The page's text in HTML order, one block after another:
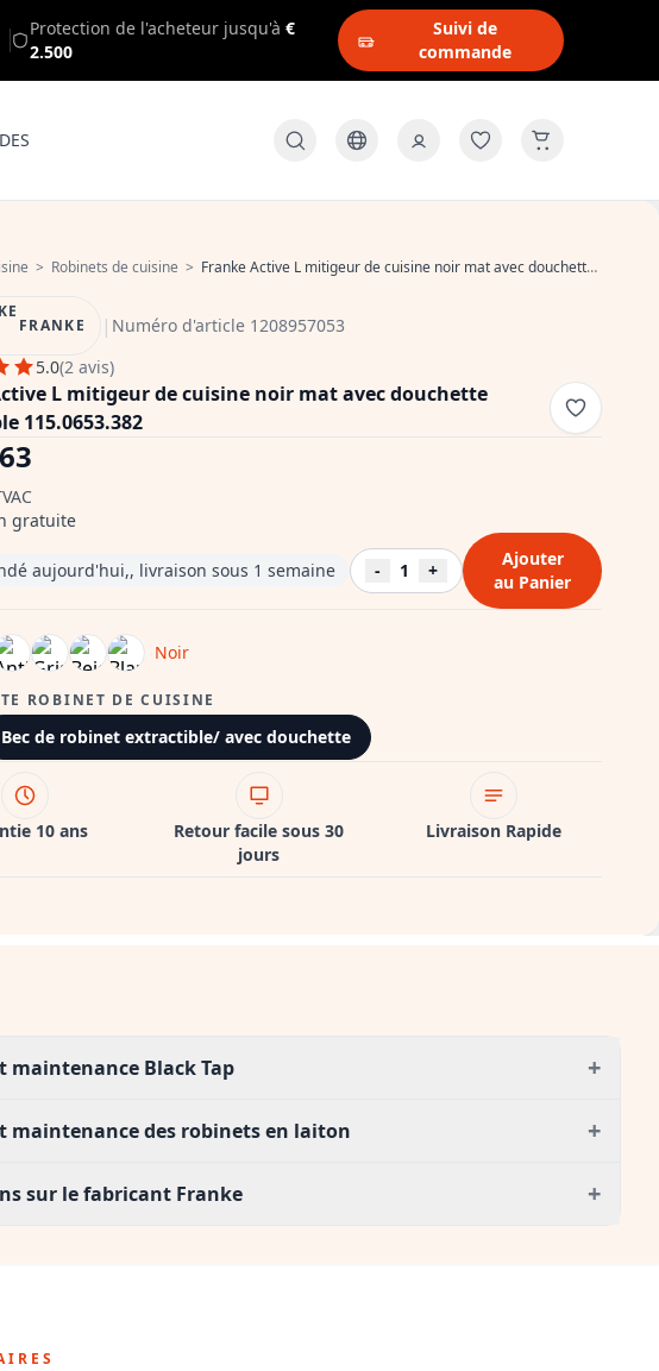
Protection de l'acheteur jusqu'à €
2.500
Suivi de
commande
> Robinets de cuisine > Franke Active L mitigeur de cuisine noir mat avec douchette extractible 115.0653.382
FRANKE | Numéro d'article 1208957053
5.0(2 avis)
L mitigeur de cuisine noir mat avec douchette
115.0653.382
gratuite
aujourd'hui,, livraison sous 1 semaine - 1 +
Ajouter
au Panier
Noir
ROBINET DE CUISINE
Bec de robinet extractible/ avec douchette
10 ans
Retour facile sous 30
jours
Livraison Rapide
maintenance Black Tap +
maintenance des robinets en laiton +
sur le fabricant Franke +